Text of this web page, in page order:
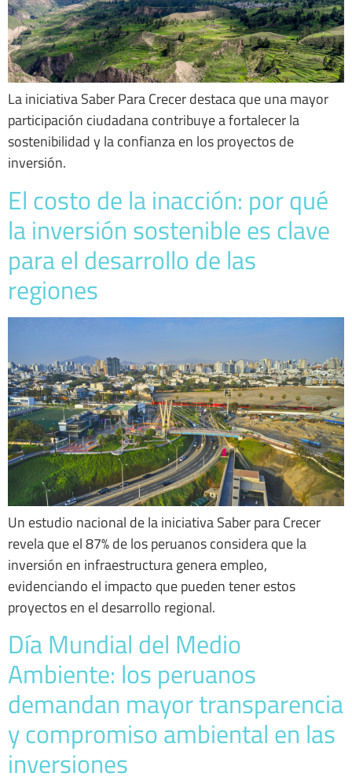
La iniciativa Saber Para Crecer destaca que una mayor
participación ciudadana contribuye a fortalecer la
sostenibilidad y la confianza en los proyectos de
inversión.
El costo de la inacción: por qué
la inversión sostenible es clave
para el desarrollo de las
regiones
Un estudio nacional de la iniciativa Saber para Crecer
revela que el 87% de los peruanos considera que la
inversión en infraestructura genera empleo,
evidenciando el impacto que pueden tener estos
proyectos en el desarrollo regional.
Día Mundial del Medio
Ambiente: los peruanos
demandan mayor transparencia
y compromiso ambiental en las
inversiones